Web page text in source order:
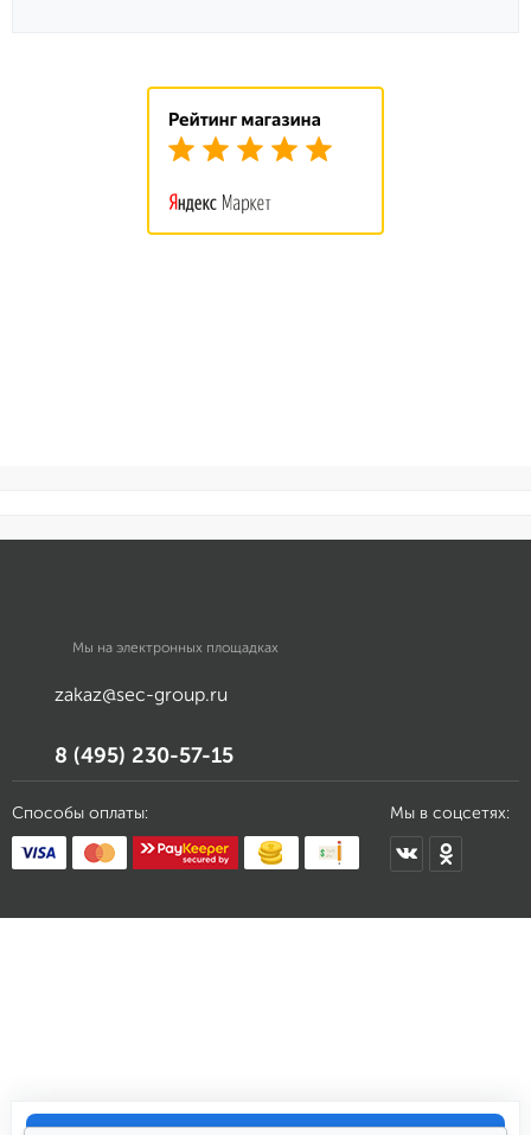
Мы на электронных площадках
zakaz@sec-group.ru
8 (495) 230-57-15
Способы оплаты: Мы в соцсетях: